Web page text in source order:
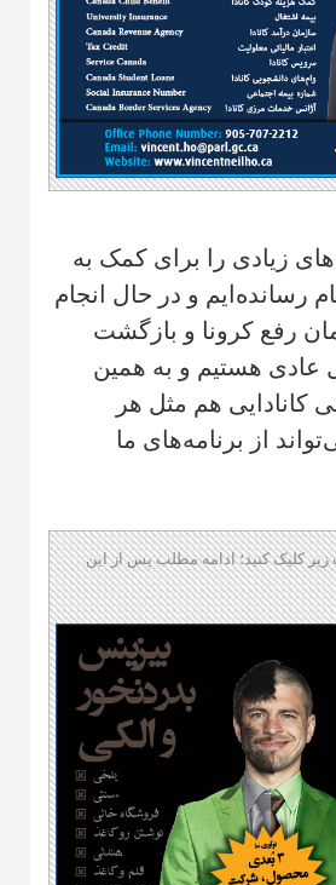
زیادی را برای کمک به
رسانده‌ایم و در حال انجام
رفع کرونا و بازگشت
عادی هستیم و به همین
کانادایی هم مثل هر
از برنامه‌های ما
کلیک کنید؛ ادامه مطلب پس از این